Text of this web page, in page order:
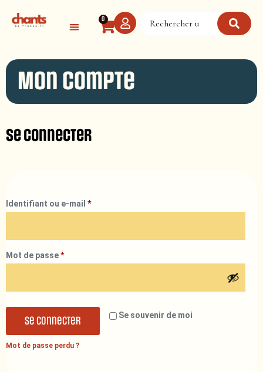
0
Mon compte
Se connecter
Identifiant ou e-mail *
Mot de passe*
Se souvenir de moi
Se connecter
Mot de passe perdu ?